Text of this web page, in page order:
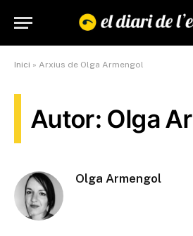
Inici » Arxius de Olga Armengol
Autor: Olga
Olga Armengol